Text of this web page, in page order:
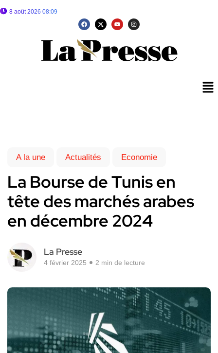
8 août 2026 08:09
A la une Actualités Economie
La Bourse de Tunis en
tête des marchés arabes
en décembre 2024
La Presse
4 février 2025 2 min de lecture